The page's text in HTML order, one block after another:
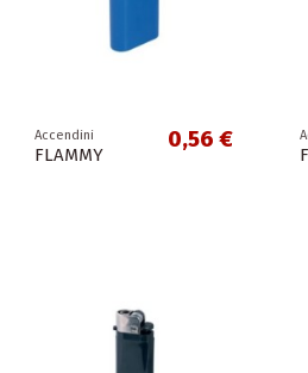
Accendini
FLAMMY
0,56 €